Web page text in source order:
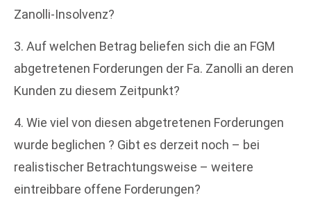
Zanolli-Insolvenz?
3. Auf welchen Betrag beliefen sich die an FGM
abgetretenen Forderungen der Fa. Zanolli an deren
Kunden zu diesem Zeitpunkt?
4. Wie viel von diesen abgetretenen Forderungen
wurde beglichen ? Gibt es derzeit noch – bei
realistischer Betrachtungsweise – weitere
eintreibbare offene Forderungen?